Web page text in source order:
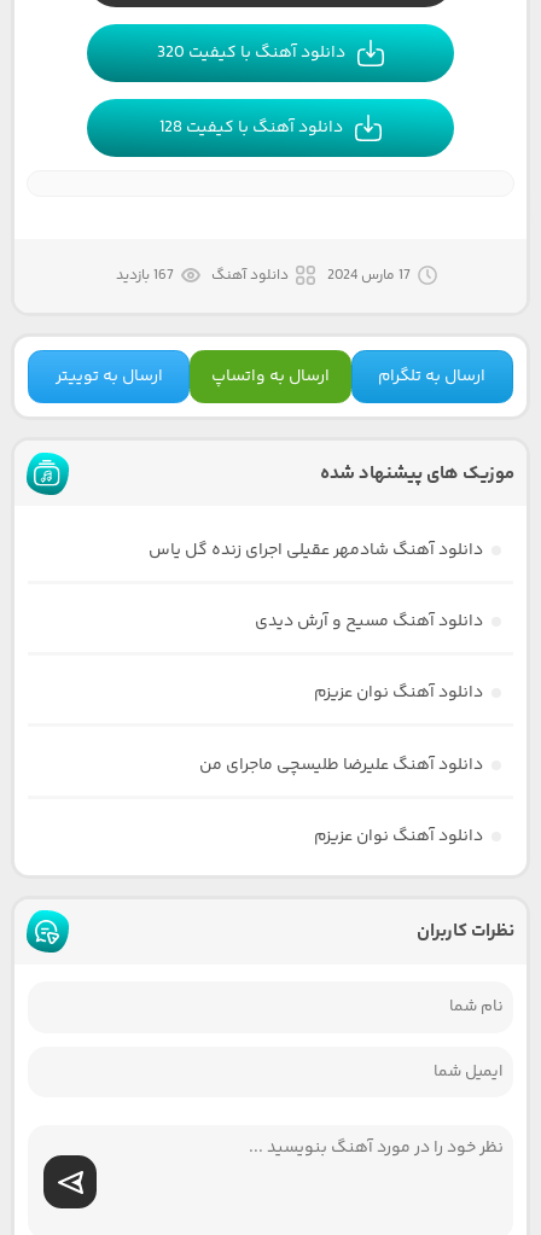
دانلود آهنگ با کیفیت 320
دانلود آهنگ با کیفیت 128
17 مارس 2024 دانلود آهنگ 167 بازدید
ارسال به تلگرام ارسال به واتساپ ارسال به توییتر
موزیک های پیشنهاد شده
دانلود آهنگ شادمهر عقیلی اجرای زنده گل یاس
دانلود آهنگ مسیح و آرش دیدی
دانلود آهنگ نوان عزیزم
دانلود آهنگ علیرضا طلیسچی ماجرای من
دانلود آهنگ نوان عزیزم
نظرات کاربران